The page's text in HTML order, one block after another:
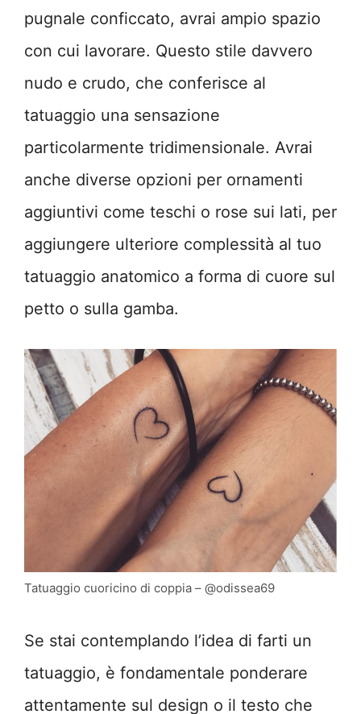
pugnale conficcato, avrai ampio spazio
con cui lavorare. Questo stile davvero
nudo e crudo, che conferisce al
tatuaggio una sensazione
particolarmente tridimensionale. Avrai
anche diverse opzioni per ornamenti
aggiuntivi come teschi o rose sui lati, per
aggiungere ulteriore complessità al tuo
tatuaggio anatomico a forma di cuore sul
petto o sulla gamba.
Tatuaggio cuoricino di coppia – @odissea69
Se stai contemplando l’idea di farti un
tatuaggio, è fondamentale ponderare
attentamente sul design o il testo che